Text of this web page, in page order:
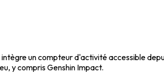
un compteur d'activité accessible
y compris Genshin Impact.